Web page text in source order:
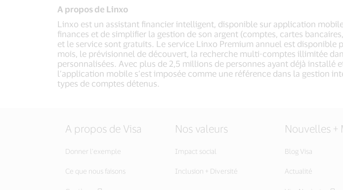
A propos de Linxo
Linxo est un assistant financier intelligent, disponible sur application
finances et de simplifier la gestion de son argent (comptes, cartes
et le service sont gratuits. Le service Linxo Premium annuel est disponible
mois, le prévisionnel de découvert, la recherche multi-comptes illimitée
personnalisées. Avec plus de 2,5 millions de personnes ayant déjà installé
l’application mobile s’est imposée comme une référence dans la gestion
types de comptes détenus.
A propos de Visa
Donner l’exemple
Ce que nous faisons
Nos valeurs
Impact social
Inclusion + Diversité
Nouvelles +
Blog Visa
Actualité